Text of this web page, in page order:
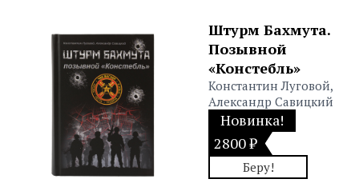
Штурм Бахмута.
Позывной
«Констебль»
Константин Луговой,
Александр Савицкий
Новинка!
2800 ₽
Беру!